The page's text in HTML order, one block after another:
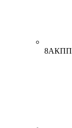
8АКПП